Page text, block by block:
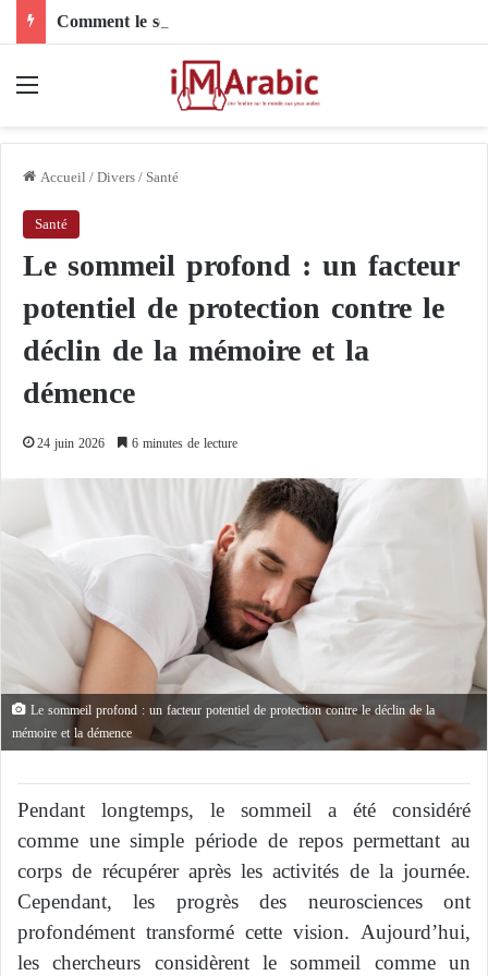
Accueil/Divers/Santé
Santé
Le sommeil profond : un facteur
potentiel de protection contre le
déclin de la mémoire et la
démence
24 juin 2026 6 minutes de lecture
Le sommeil profond : un facteur potentiel de protection contre le déclin de la
mémoire et la démence
Pendant longtemps, le sommeil a été considéré
comme une simple période de repos permettant au
corps de récupérer après les activités de la journée.
Cependant, les progrès des neurosciences ont
profondément transformé cette vision. Aujourd’hui,
les chercheurs considèrent le sommeil comme un